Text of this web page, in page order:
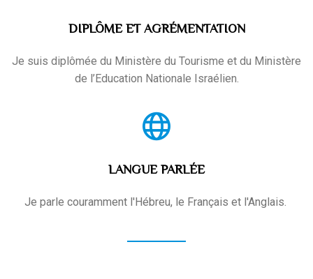
DIPLÔME ET AGRÉMENTATION
Je suis diplômée du Ministère du Tourisme et du Ministère
de l’Education Nationale Israélien.
LANGUE PARLÉE
Je parle couramment l'Hébreu, le Français et l'Anglais.